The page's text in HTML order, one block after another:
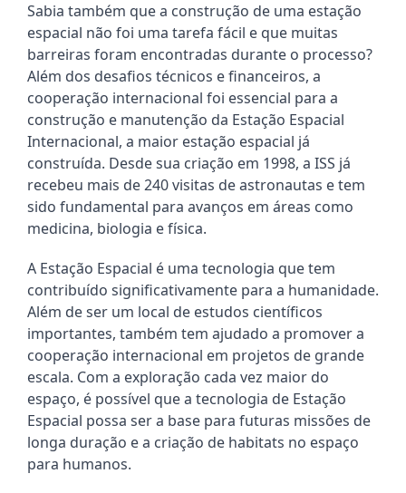
Sabia também que a construção de uma estação
espacial não foi uma tarefa fácil e que muitas
barreiras foram encontradas durante o processo?
Além dos desafios técnicos e financeiros, a
cooperação internacional foi essencial para a
construção e manutenção da Estação Espacial
Internacional, a maior estação espacial já
construída. Desde sua criação em 1998, a ISS já
recebeu mais de 240 visitas de astronautas e tem
sido fundamental para avanços em áreas como
medicina, biologia e física.
A Estação Espacial é uma tecnologia que tem
contribuído significativamente para a humanidade.
Além de ser um local de estudos científicos
importantes, também tem ajudado a promover a
cooperação internacional em projetos de grande
escala. Com a exploração cada vez maior do
espaço, é possível que a tecnologia de Estação
Espacial possa ser a base para futuras missões de
longa duração e a criação de habitats no espaço
para humanos.